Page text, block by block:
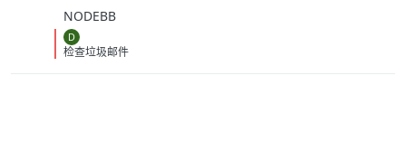
NODEBB
D
检查垃圾邮件